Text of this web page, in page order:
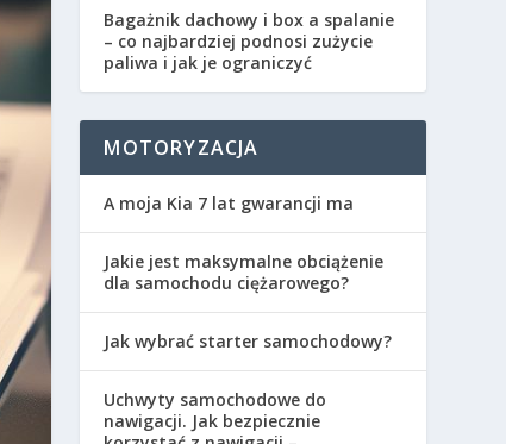
Bagażnik dachowy i box a spalanie
– co najbardziej podnosi zużycie
paliwa i jak je ograniczyć
MOTORYZACJA
A moja Kia 7 lat gwarancji ma
Jakie jest maksymalne obciążenie
dla samochodu ciężarowego?
Jak wybrać starter samochodowy?
Uchwyty samochodowe do
nawigacji. Jak bezpiecznie